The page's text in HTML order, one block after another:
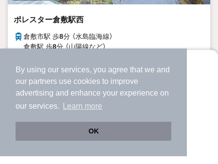
By using our services, you agree that we and
our partners use cookies to improve
advertising and enhance your experience on
our services.
Learn more
OK
より使いやすくなった
アプリで物件探ししませんか？
サクサク動く地図で物件検索
ポレスター倉敷駅西
倉敷市駅 歩8分 （水島臨海線）
倉敷駅 歩8分 （山陽線など）
2880万円
-階 / 3LDK / 70.89㎡（21.44坪）
倉敷駅歩9分。アリオ倉敷も公園も徒歩圏内。未入居3LDKマ